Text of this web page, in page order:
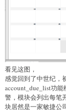
看见这图，
感觉回到了中世纪，
account_due_list功
警，模块会列出每笔
块居然是一家敏捷公